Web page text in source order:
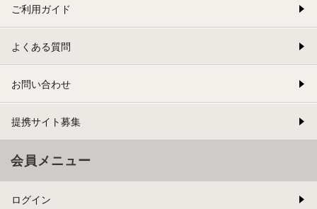
ご利用ガイド
よくある質問
お問い合わせ
提携サイト募集
会員メニュー
ログイン